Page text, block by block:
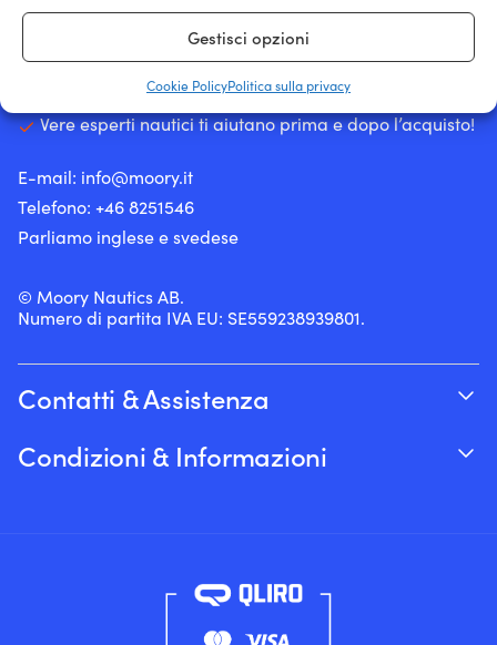
Gestisci opzioni
Cookie PolicyPolitica sulla privacy
Clienti super soddisfatti –
4.7 / 5 su Trustpilot
Gli ordini effettuati prima delle 12:30 vengono spediti
lo stesso giorno e arrivano in Italia in 3 giorni
Vere esperti nautici ti aiutano prima e dopo l’acquisto!
E-mail: info@moory.it
Telefono: +46 8251546
Parliamo inglese e svedese
© Moory Nautics AB.
Numero di partita IVA EU: SE559238939801.
Contatti & Assistenza
Inviaci un’e-mail a info@moory.it
Condizioni & Informazioni
Termini e Condizioni di Vendita